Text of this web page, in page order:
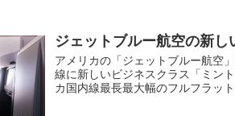
ジェットブルー航空の新し
アメリカの「ジェットブルー航空
線に新しいビジネスクラス「
カ国内線最長最大幅のフルフラッ